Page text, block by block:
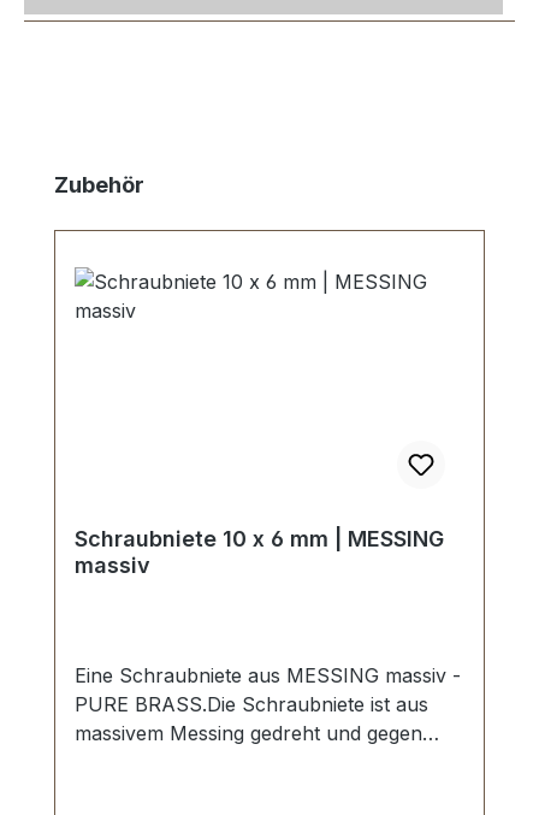
Produktgalerie überspringen
Zubehör
Schraubniete 10 x 6 mm | MESSING
massiv
Eine Schraubniete aus MESSING massiv -
PURE BRASS.Die Schraubniete ist aus
massivem Messing gedreht und gegen